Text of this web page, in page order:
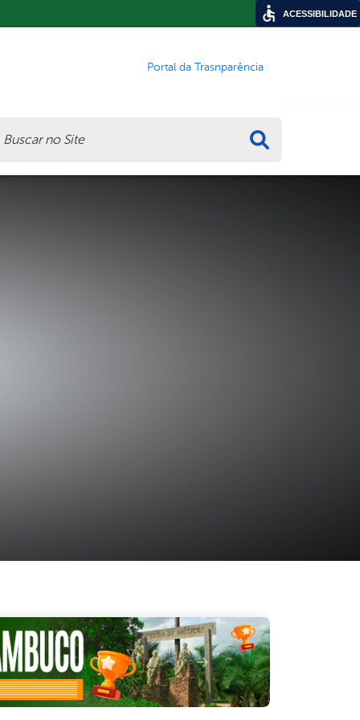
Portal da Trasnparência
ACESSIBILIDADE